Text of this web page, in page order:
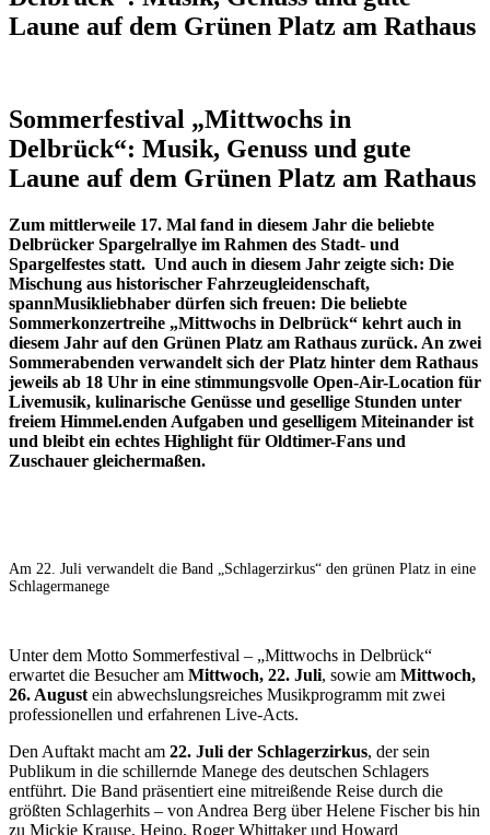
Laune auf dem Grünen Platz am Rathaus
Sommerfestival „Mittwochs in
Delbrück“: Musik, Genuss und gute
Laune auf dem Grünen Platz am Rathaus
Zum mittlerweile 17. Mal fand in diesem Jahr die beliebte
Delbrücker Spargelrallye im Rahmen des Stadt- und
Spargelfestes statt. Und auch in diesem Jahr zeigte sich: Die
Mischung aus historischer Fahrzeugleidenschaft,
spannMusikliebhaber dürfen sich freuen: Die beliebte
Sommerkonzertreihe „Mittwochs in Delbrück“ kehrt auch in
diesem Jahr auf den Grünen Platz am Rathaus zurück. An zwei
Sommerabenden verwandelt sich der Platz hinter dem Rathaus
jeweils ab 18 Uhr in eine stimmungsvolle Open-Air-Location für
Livemusik, kulinarische Genüsse und gesellige Stunden unter
freiem Himmel.enden Aufgaben und geselligem Miteinander ist
und bleibt ein echtes Highlight für Oldtimer-Fans und
Zuschauer gleichermaßen.
Am 22. Juli verwandelt die Band „Schlagerzirkus“ den grünen Platz in eine
Schlagermanege
Unter dem Motto Sommerfestival – „Mittwochs in Delbrück“
erwartet die Besucher am Mittwoch, 22. Juli, sowie am Mittwoch,
26. August ein abwechslungsreiches Musikprogramm mit zwei
professionellen und erfahrenen Live-Acts.
Den Auftakt macht am 22. Juli der Schlagerzirkus, der sein
Publikum in die schillernde Manege des deutschen Schlagers
entführt. Die Band präsentiert eine mitreißende Reise durch die
größten Schlagerhits – von Andrea Berg über Helene Fischer bis hin
zu Mickie Krause, Heino, Roger Whittaker und Howard